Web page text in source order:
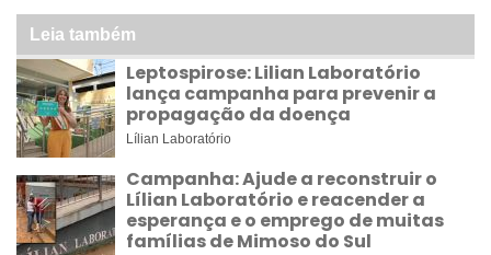
Leia também
Leptospirose: Lilian Laboratório
lança campanha para prevenir a
propagação da doença
Lílian Laboratório
Campanha: Ajude a reconstruir o
Lílian Laboratório e reacender a
esperança e o emprego de muitas
famílias de Mimoso do Sul